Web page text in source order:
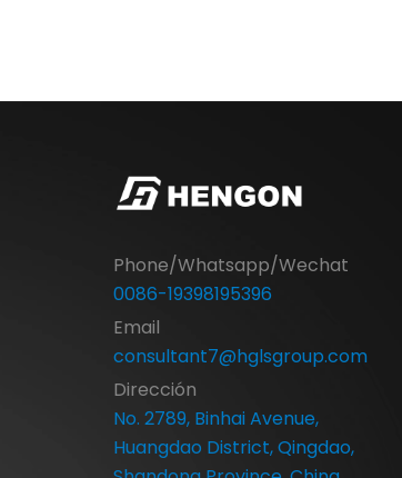
Phone/Whatsapp/Wechat
0086-19398195396
Email
consultant7@hglsgroup.com
Dirección
No. 2789, Binhai Avenue,
Huangdao District, Qingdao,